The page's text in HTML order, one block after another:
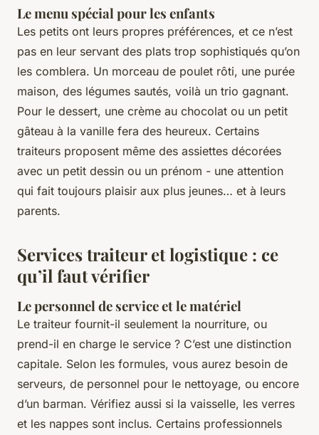
Le menu spécial pour les enfants
Les petits ont leurs propres préférences, et ce n’est
pas en leur servant des plats trop sophistiqués qu’on
les comblera. Un morceau de poulet rôti, une purée
maison, des légumes sautés, voilà un trio gagnant.
Pour le dessert, une crème au chocolat ou un petit
gâteau à la vanille fera des heureux. Certains
traiteurs proposent même des assiettes décorées
avec un petit dessin ou un prénom - une attention
qui fait toujours plaisir aux plus jeunes… et à leurs
parents.
Services traiteur et logistique : ce
qu’il faut vérifier
Le personnel de service et le matériel
Le traiteur fournit-il seulement la nourriture, ou
prend-il en charge le service ? C’est une distinction
capitale. Selon les formules, vous aurez besoin de
serveurs, de personnel pour le nettoyage, ou encore
d’un barman. Vérifiez aussi si la vaisselle, les verres
et les nappes sont inclus. Certains professionnels